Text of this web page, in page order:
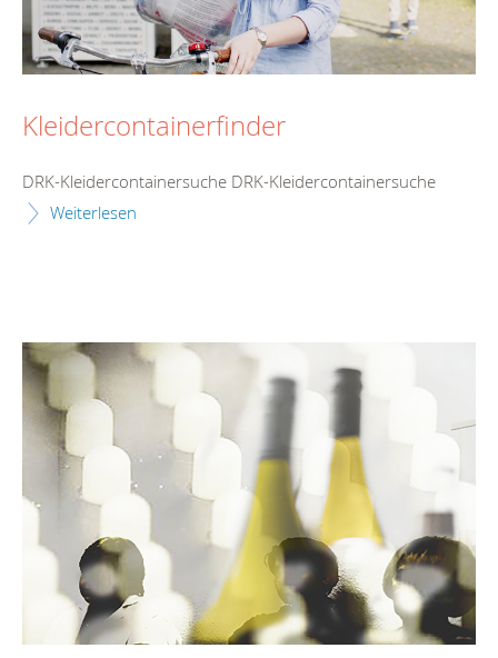
Kleidercontainerfinder
DRK-Kleidercontainersuche DRK-Kleidercontainersuche
Weiterlesen